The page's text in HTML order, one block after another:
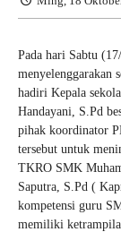
Pada hari Sabtu
menyelenggarakan
hadiri Kepala
Handayani, S.Pd
pihak koordinator
tersebut untuk
TKRO SMK
Saputra, S.Pd (
kompetensi guru
memiliki